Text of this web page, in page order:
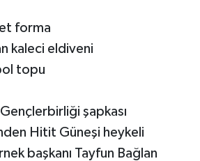
forma
kaleci eldiveni
topu
şapkası
Hitit Güneşi heykeli
başkanı Tayfun Bağlan